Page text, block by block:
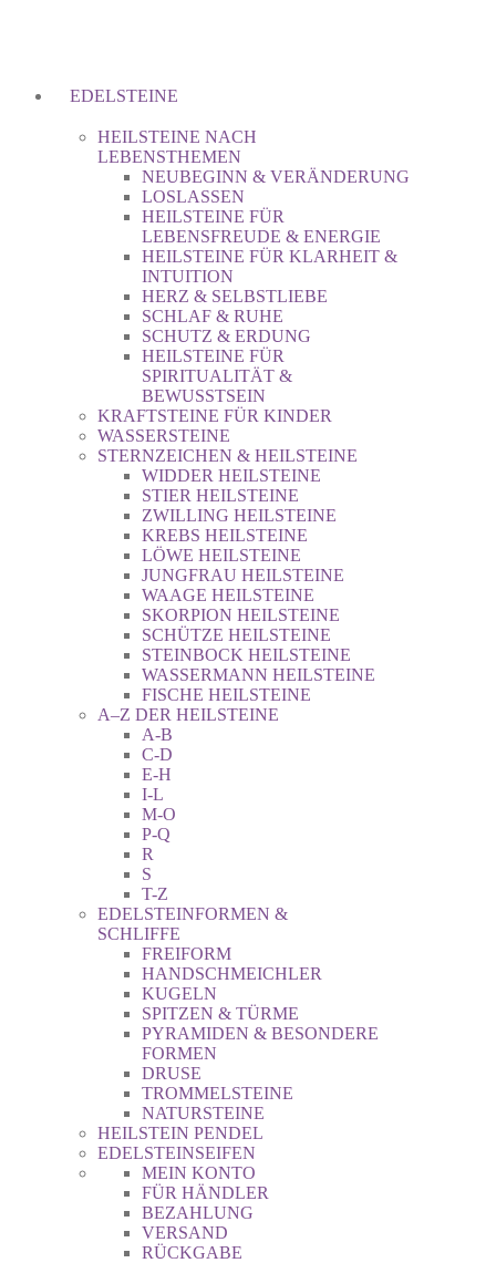
EDELSTEINE
HEILSTEINE NACH
LEBENSTHEMEN
NEUBEGINN & VERÄNDERUNG
LOSLASSEN
HEILSTEINE FÜR
LEBENSFREUDE & ENERGIE
HEILSTEINE FÜR KLARHEIT &
INTUITION
HERZ & SELBSTLIEBE
SCHLAF & RUHE
SCHUTZ & ERDUNG
HEILSTEINE FÜR
SPIRITUALITÄT &
BEWUSSTSEIN
KRAFTSTEINE FÜR KINDER
WASSERSTEINE
STERNZEICHEN & HEILSTEINE
WIDDER HEILSTEINE
STIER HEILSTEINE
ZWILLING HEILSTEINE
KREBS HEILSTEINE
LÖWE HEILSTEINE
JUNGFRAU HEILSTEINE
WAAGE HEILSTEINE
SKORPION HEILSTEINE
SCHÜTZE HEILSTEINE
STEINBOCK HEILSTEINE
WASSERMANN HEILSTEINE
FISCHE HEILSTEINE
A–Z DER HEILSTEINE
A-B
C-D
E-H
I-L
M-O
P-Q
R
S
T-Z
EDELSTEINFORMEN &
SCHLIFFE
FREIFORM
HANDSCHMEICHLER
KUGELN
SPITZEN & TÜRME
PYRAMIDEN & BESONDERE
FORMEN
DRUSE
TROMMELSTEINE
NATURSTEINE
HEILSTEIN PENDEL
EDELSTEINSEIFEN
MEIN KONTO
FÜR HÄNDLER
BEZAHLUNG
VERSAND
RÜCKGABE